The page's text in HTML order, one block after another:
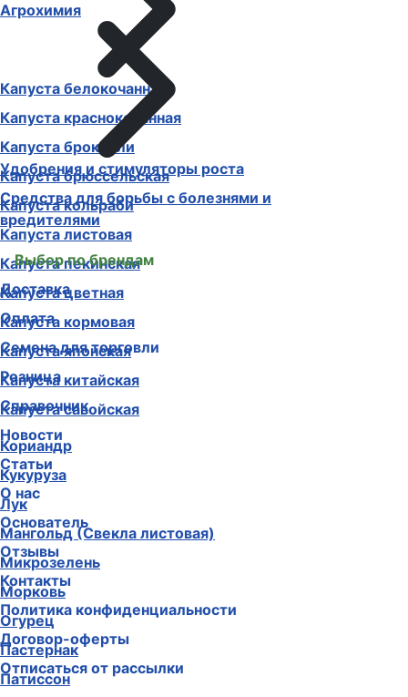
Капуста белокочанная
Капуста краснокочанная
Капуста брокколи
Капуста брюссельская
Капуста кольраби
Капуста листовая
Капуста пекинская
Капуста цветная
Капуста кормовая
Капуста японская
Капуста китайская
Капуста савойская
Кориандр
Кукуруза
Лук
Мангольд (Свекла листовая)
Микрозелень
Морковь
Огурец
Пастернак
Патиссон
Агрохимия
Удобрения и стимуляторы роста
Средства для борьбы с болезнями и
вредителями
Выбор по брендам
Доставка
Оплата
Семена для торговли
Розница
Справочник
Новости
Статьи
О нас
Основатель
Отзывы
Контакты
Политика конфиденциальности
Договор-оферты
Отписаться от рассылки